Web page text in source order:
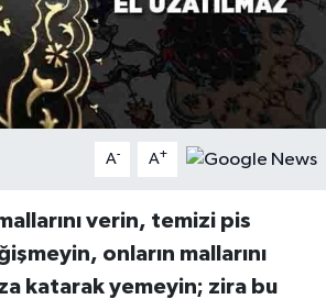
A- A+
verin, temizi pis
onların mallarını
katarak yemeyin; zira bu
Hayatı
TV